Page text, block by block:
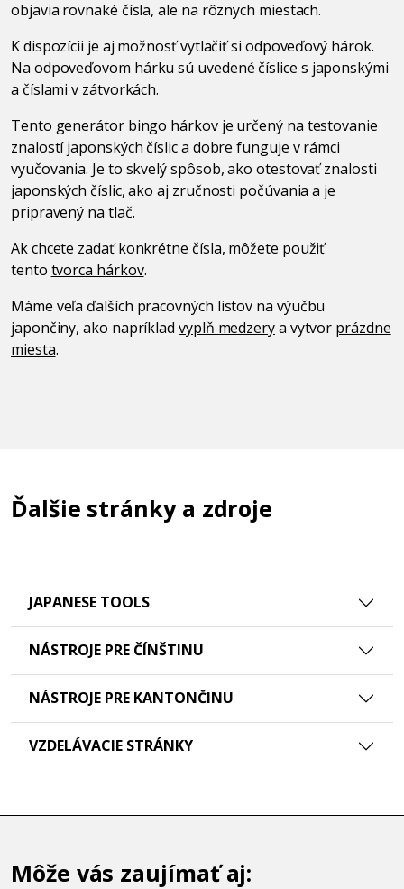
objavia rovnaké čísla, ale na rôznych miestach.
K dispozícii je aj možnosť vytlačiť si odpoveďový hárok.
Na odpoveďovom hárku sú uvedené číslice s japonskými
a číslami v zátvorkách.
Tento generátor bingo hárkov je určený na testovanie
znalostí japonských číslic a dobre funguje v rámci
vyučovania. Je to skvelý spôsob, ako otestovať znalosti
japonských číslic, ako aj zručnosti počúvania a je
pripravený na tlač.
Ak chcete zadať konkrétne čísla, môžete použiť
tento tvorca hárkov.
Máme veľa ďalších pracovných listov na výučbu
japončiny, ako napríklad vyplň medzerya vytvor prázdne
miesta.
Ďalšie stránky a zdroje
JAPANESE TOOLS
NÁSTROJE PRE ČÍNŠTINU
NÁSTROJE PRE KANTONČINU
VZDELÁVACIE STRÁNKY
Môže vás zaujímať aj: